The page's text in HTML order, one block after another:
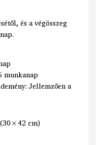
és a végösszeg
munkanap
Jellemzően a
cm)